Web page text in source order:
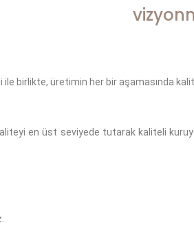
birlikte, üretimin her bir aşamasında
en üst seviyede tutarak kaliteli